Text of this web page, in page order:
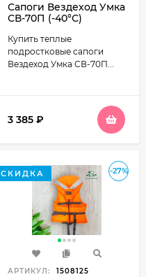
Сапоги Вездеход Умка
СВ-70П (-40°С)
Купить теплые
подростковые сапоги
Вездеход Умка СВ-70П...
3 385 ₽
-27%
СКИДКА
АРТИКУЛ: 1508125